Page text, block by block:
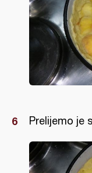
Prelijemo je